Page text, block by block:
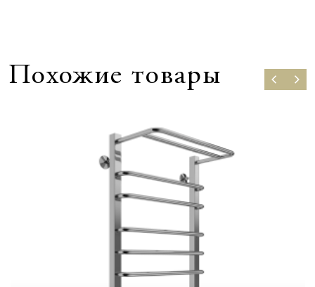
Похожие товары